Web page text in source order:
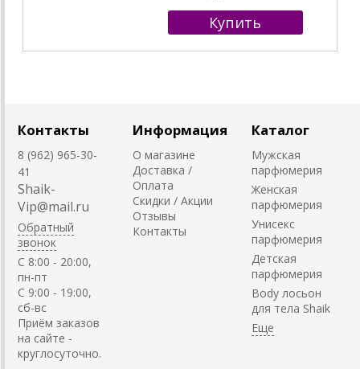
Контакты
8 (962) 965-30-
41
Shaik-
Vip@mail.ru
Обратный
звонок
C 8:00 - 20:00,
пн-пт
С 9:00 - 19:00,
сб-вс
Приём заказов
на сайте -
круглосуточно.
Информация
О магазине
Доставка /
Оплата
Скидки / Акции
Отзывы
Контакты
Каталог
Мужская
парфюмерия
Женская
парфюмерия
Унисекс
парфюмерия
Детская
парфюмерия
Body лосьон
для тела Shaik